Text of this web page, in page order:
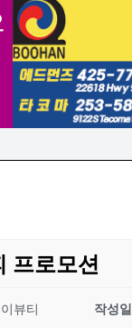
프로모션
뷰티 작성일